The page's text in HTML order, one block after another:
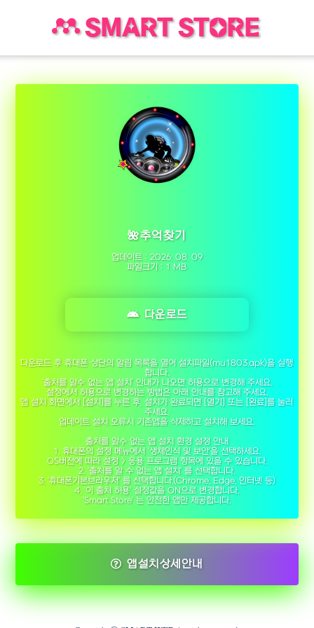
SMART STORE
🌺추억찾기
업데이트 : 2026. 08. 09
파일크기 : 1 MB
다운로드
다운로드 후 휴대폰 상단의 알림 목록을 열어 설치파일(mu1803.apk)을 실행
합니다.
‘출처를 알수 없는 앱 설치’ 안내가 나오면 허용으로 변경해 주세요.
설정에서 허용으로 변경하는 방법은 아래 안내를 참고해 주세요.
앱 설치 화면에서 [설치]를 누른 후, 설치가 완료되면 [열기] 또는 [완료]를 눌러
주세요.
업데이트 설치 오류시 기존앱을 삭제하고 설치해 보세요.
출처를 알수 없는 앱 설치 환경 설정 안내
1. 휴대폰의 설정 메뉴에서 '생체인식 및 보안'을 선택하세요.
OS버전에 따라 설정 > 응용 프로그램 항목에 있을 수 있습니다.
2. '출처를 알 수 없는 앱 설치' 를 선택합니다.
3. '휴대폰기본브라우저' 를 선택합니다.(Chrome, Edge, 인터넷 등)
4. '이 출처 허용' 설정값을 ON으로 변경합니다.
'Smart Store' 는 안전한 앱만 제공합니다.
앱설치상세안내